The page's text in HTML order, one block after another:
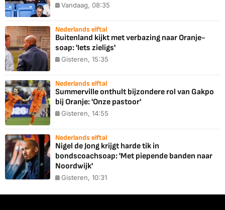
Vandaag, 08:35
Nederlands elftal
Buitenland kijkt met verbazing naar Oranje-
soap: 'Iets zieligs'
Gisteren, 15:35
Nederlands elftal
Summerville onthult bijzondere rol van Gakpo
bij Oranje: 'Onze pastoor'
Gisteren, 14:55
Nederlands elftal
Nigel de Jong krijgt harde tik in
bondscoachsoap: 'Met piepende banden naar
Noordwijk'
Gisteren, 10:31